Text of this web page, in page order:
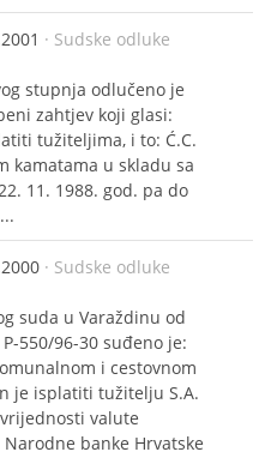
· Sudske odluke
stupnja odlučeno je
zahtjev koji glasi:
tužiteljima, i to: Ć.C.
kamatama u skladu sa
11. 1988. god. pa do
· Sudske odluke
suda u Varaždinu od
550/96-30 suđeno je:
i cestovnom
je isplatiti tužitelju S.A.
valute
banke Hrvatske